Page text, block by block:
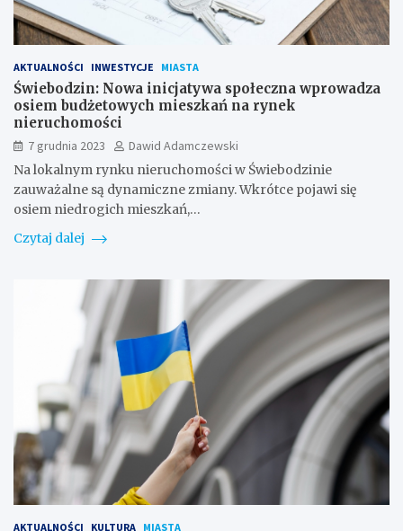
AKTUALNOŚCI INWESTYCJE MIASTA
Świebodzin: Nowa inicjatywa społeczna wprowadza
osiem budżetowych mieszkań na rynek
nieruchomości
7 grudnia 2023
Dawid Adamczewski
Na lokalnym rynku nieruchomości w Świebodzinie
zauważalne są dynamiczne zmiany. Wkrótce pojawi się
osiem niedrogich mieszkań,…
Czytaj dalej
AKTUALNOŚCI KULTURA MIASTA